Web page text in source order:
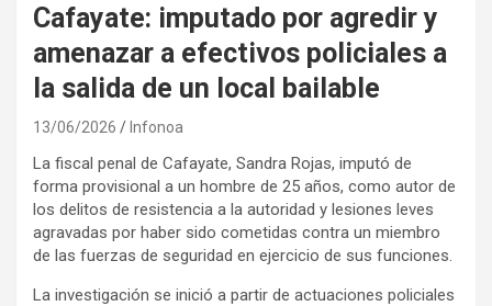
Cafayate: imputado por agredir y
amenazar a efectivos policiales a
la salida de un local bailable
13/06/2026 Infonoa
La fiscal penal de Cafayate, Sandra Rojas, imputó de
forma provisional a un hombre de 25 años, como autor de
los delitos de resistencia a la autoridad y lesiones leves
agravadas por haber sido cometidas contra un miembro
de las fuerzas de seguridad en ejercicio de sus funciones.
La investigación se inició a partir de actuaciones policiales